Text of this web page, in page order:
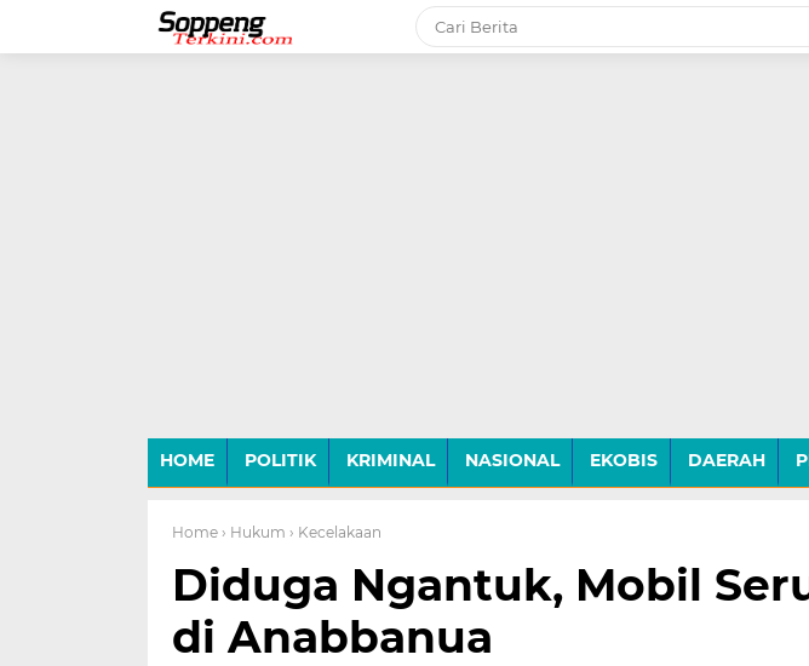
HOME POLITIK KRIMINAL NASIONAL EKOBIS DAERAH
Home › Hukum › Kecelakaan
Diduga Ngantuk, Mobil
di Anabbanua